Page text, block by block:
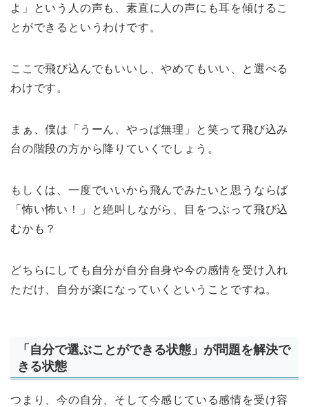
よ」という人の声も、素直に人の声にも耳を傾けるこ
とができるというわけです。
ここで飛び込んでもいいし、やめてもいい、と選べる
わけです。
まぁ、僕は「うーん、やっぱ無理」と笑って飛び込み
台の階段の方から降りていくでしょう。
もしくは、一度でいいから飛んでみたいと思うならば
「怖い怖い！」と絶叫しながら、目をつぶって飛び込
むかも？
どちらにしても自分が自分自身や今の感情を受け入れ
ただけ、自分が楽になっていくということですね。
「自分で選ぶことができる状態」が問題を解決で
きる状態
つまり、今の自分、そして今感じている感情を受け容